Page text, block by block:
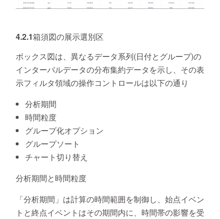
4.2.1箱須図の展示選別区
ボックス図は、異なるデータ系列(日付とグループ)の
インターバルデータの分布集約データを示し、その表
示フィルタ領域の操作コントロールは以下の通り
分析期間
時間粒度
グループ化オプション
グループソート
チャート切り替え
分析期間と時間粒度
「分析期間」は計算の時間範囲を制御し、始点イベン
トと終点イベントはその期間内に、時間帯の影響を受